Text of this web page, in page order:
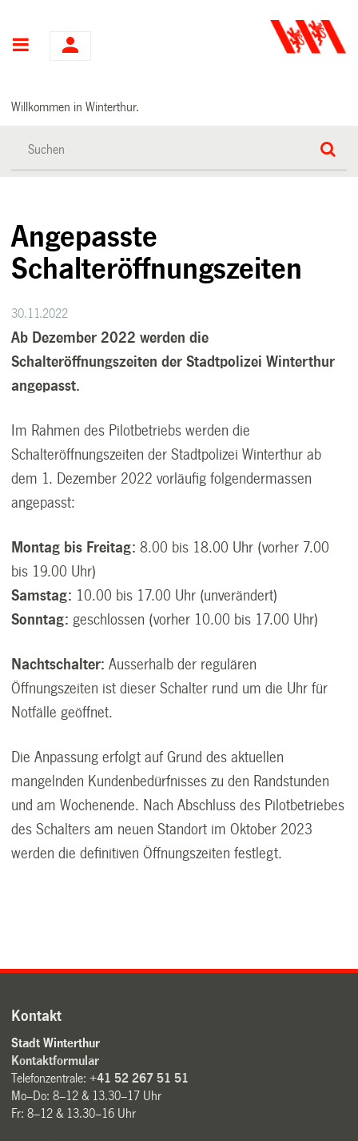
Hauptnavigation
Willkommen in Winterthur.
Angepasste
Schalteröffnungszeiten
30.11.2022
Ab Dezember 2022 werden die
Schalteröffnungszeiten der Stadtpolizei Winterthur
angepasst.
Im Rahmen des Pilotbetriebs werden die
Schalteröffnungszeiten der Stadtpolizei Winterthur ab
dem 1. Dezember 2022 vorläufig folgendermassen
angepasst:
Montag bis Freitag: 8.00 bis 18.00 Uhr (vorher 7.00
bis 19.00 Uhr)
Samstag: 10.00 bis 17.00 Uhr (unverändert)
Sonntag: geschlossen (vorher 10.00 bis 17.00 Uhr)
Nachtschalter: Ausserhalb der regulären
Öffnungszeiten ist dieser Schalter rund um die Uhr für
Notfälle geöffnet.
Die Anpassung erfolgt auf Grund des aktuellen
mangelnden Kundenbedürfnisses zu den Randstunden
und am Wochenende. Nach Abschluss des Pilotbetriebes
des Schalters am neuen Standort im Oktober 2023
werden die definitiven Öffnungszeiten festlegt.
Kontakt
Stadt Winterthur
Kontaktformular
Telefonzentrale:+41 52 267 51 51
Mo–Do: 8–12 & 13.30–17 Uhr
Fr: 8–12 & 13.30–16 Uhr